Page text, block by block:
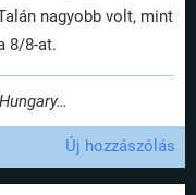
nagyobb volt, mint
8/8-at.
Új hozzászólás